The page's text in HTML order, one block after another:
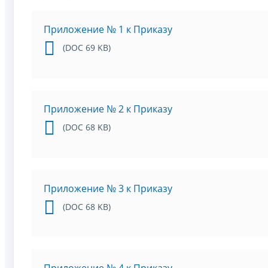
Приложение № 1 к Приказу
(DOC 69 KB)
Приложение № 2 к Приказу
(DOC 68 KB)
Приложение № 3 к Приказу
(DOC 68 KB)